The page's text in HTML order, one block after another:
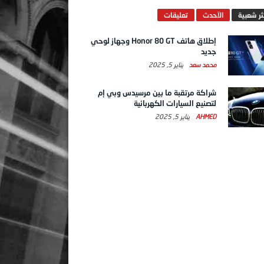
شعبية الآحدث تعليقات
إطلاق هاتف Honor 80 GT وجهاز لوحي
جديد
محمد سعد يناير 5, 2025
شراكة مرتقبة ما بين مرسيدس وبي إم
لتصنيع السيارات الكهربائية
AHMED يناير 5, 2025